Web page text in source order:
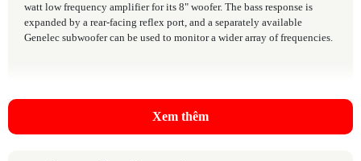
watt low frequency amplifier for its 8" woofer. The bass response is
expanded by a rear-facing reflex port, and a separately available
Genelec subwoofer can be used to monitor a wider array of frequencies.
Xem thêm